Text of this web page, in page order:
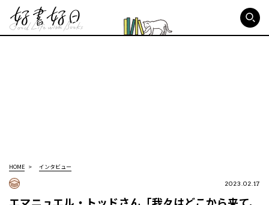
HOME インタビュー
2023.02.17